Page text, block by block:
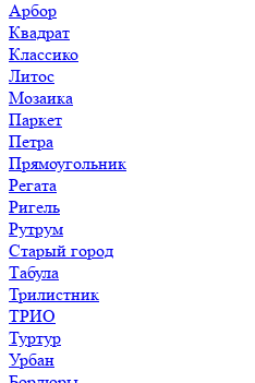
Арбор
Квадрат
Классико
Литос
Мозаика
Паркет
Петра
Прямоугольник
Регата
Ригель
Рутрум
Старый город
Табула
Трилистник
ТРИО
Туртур
Урбан